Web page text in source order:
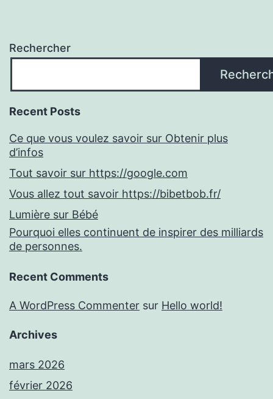
Rechercher
Recent Posts
Ce que vous voulez savoir sur Obtenir plus
d’infos
Tout savoir sur https://google.com
Vous allez tout savoir https://bibetbob.fr/
Lumière sur Bébé
Pourquoi elles continuent de inspirer des milliards
de personnes.
Recent Comments
A WordPress Commenter sur Hello world!
Archives
mars 2026
février 2026